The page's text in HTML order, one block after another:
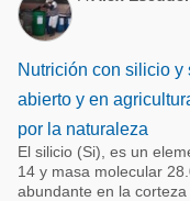
Nutrición con silicio
abierto y en
por la naturaleza
El silicio (Si), es un
14 y masa molecular
abundante en la